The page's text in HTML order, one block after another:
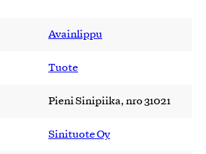
Avainlippu
Tuote
Pieni Sinipiika, nro 31021
Sinituote Oy